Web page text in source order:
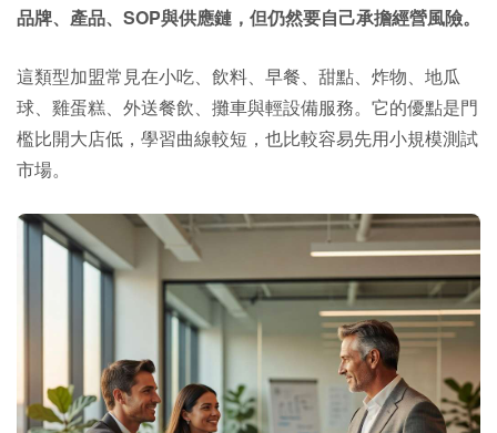
品牌、產品、SOP與供應鏈，但仍然要自己承擔經營風險。
這類型加盟常見在小吃、飲料、早餐、甜點、炸物、地瓜
球、雞蛋糕、外送餐飲、攤車與輕設備服務。它的優點是門
檻比開大店低，學習曲線較短，也比較容易先用小規模測試
市場。